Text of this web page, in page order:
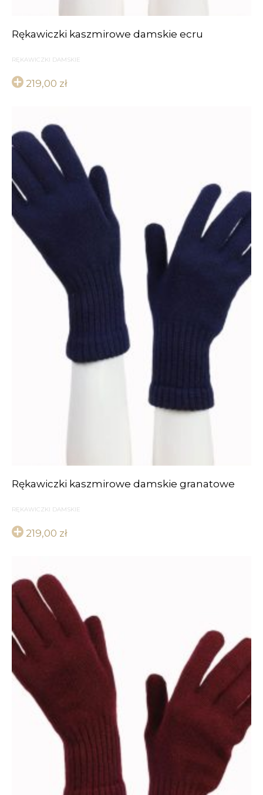
Rękawiczki kaszmirowe damskie ecru
RĘKAWICZKI DAMSKIE
219,00 zł
Rękawiczki kaszmirowe damskie granatowe
RĘKAWICZKI DAMSKIE
219,00 zł